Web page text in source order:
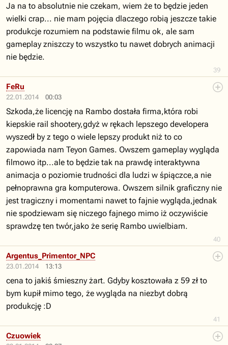
39
Ja na to absolutnie nie czekam, wiem że to będzie jeden
wielki crap... nie mam pojęcia dlaczego robią jeszcze takie
produkcje rozumiem na podstawie filmu ok, ale sam
gameplay zniszczy to wszystko tu nawet dobrych animacji
nie będzie.
22.01.2014 00:03
40
FeRu
Szkoda,że licencję na Rambo dostała firma,która robi
kiepskie rail shootery,gdyż w rękach lepszego developera
wyszedł by z tego o wiele lepszy produkt niż to co
zapowiada nam Teyon Games. Owszem gameplay wygląda
filmowo itp...ale to będzie tak na prawdę interaktywna
animacja o poziomie trudności dla ludzi w śpiączce,a nie
pełnoprawna gra komputerowa. Owszem silnik graficzny nie
jest tragiczny i momentami nawet to fajnie wygląda,jednak
nie spodziewam się niczego fajnego mimo iż oczywiście
sprawdzę ten twór,jako że serię Rambo uwielbiam.
23.01.2014 13:13
41
Argentus_Primentor_NPC
cena to jakiś śmieszny żart. Gdyby kosztowała z 59 zł to
bym kupił mimo tego, że wygląda na niezbyt dobrą
produkcję :D
Czuowiek